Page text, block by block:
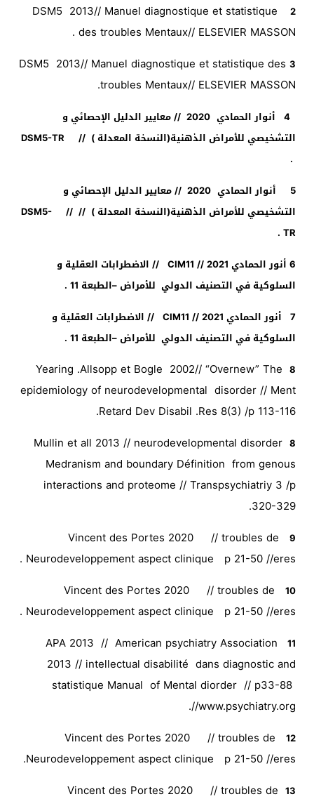
2
DSM5 2013// Manuel diagnostique et statistique
des troubles Mentaux// ELSEVIER MASSON .
3
DSM5 2013// Manuel diagnostique et statistique des
troubles Mentaux// ELSEVIER MASSON.
4 أنوار الحمادي
2020 // معايير الدليل الإحصائي و
التشخيصي للأمراض الذهنية(النسخة المعدلة ) //
.
5
أنوار الحمادي
2020 // معايير الدليل الإحصائي و
التشخيصي للأمراض الذهنية(النسخة المعدلة ) // //
DSM5-
TR
.
6 أنور الحمادي 2021 // CIM11 // الاضطرابات العقلية و
السلوكية في التصنيف الدولي للأمراض –الطبعة 11 .
7 أنور الحمادي 2021 // CIM11 // الاضطرابات العقلية و
السلوكية في التصنيف الدولي للأمراض –الطبعة 11 .
8
Yearing .Allsopp et Bogle 2002// “Overnew” The
epidemiology of neurodevelopmental disorder // Ment
Retard Dev Disabil .Res 8(3) /p 113-116.
8
Mullin et all 2013 // neurodevelopmental disorder
Medranism and boundary Définition from genous
interactions and proteome // Transpsychiatriy 3 /p
320-329.
9
Vincent des Portes 2020 // troubles de
Neurodeveloppement aspect clinique p 21-50 //eres .
10
Vincent des Portes 2020 // troubles de
Neurodeveloppement aspect clinique p 21-50 //eres .
11
APA 2013 // American psychiatry Association
2013 // intellectual disabilité dans diagnostic and
statistique Manual of Mental diorder // p33-88
//www.psychiatry.org.
12
Vincent des Portes 2020 // troubles de
Neurodeveloppement aspect clinique p 21-50 //eres.
13
Vincent des Portes 2020 // troubles de